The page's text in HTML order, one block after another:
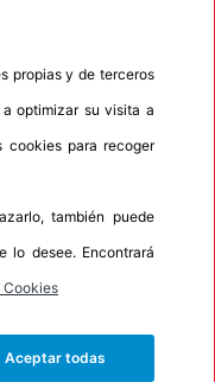
propias y de terceros
optimizar su visita a
cookies para recoger
también puede
lo desee. Encontrará
Cookies
Aceptar todas